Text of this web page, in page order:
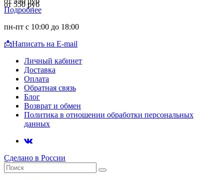
от 550 руб
Подробнее
пн-пт с 10:00 до 18:00
📩Написать на E-mail
Личный кабинет
Доставка
Оплата
Обратная связь
Блог
Возврат и обмен
Политика в отношении обработки персональных
данных
Сделано в России